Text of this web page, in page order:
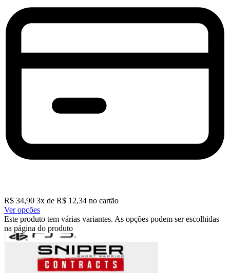
R$ 34,90 3x de R$ 12,34 no cartão
Ver opções
Este produto tem várias variantes. As opções podem ser escolhidas
na página do produto